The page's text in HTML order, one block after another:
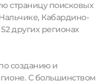
страницу поисковых
Кабардино-
других регионах
созданию и
С большинством